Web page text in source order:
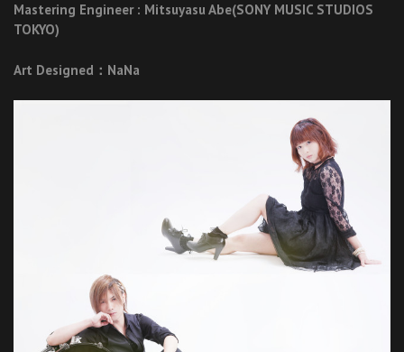
Mastering Engineer : Mitsuyasu Abe(SONY MUSIC STUDIOS
TOKYO)
Art Designed：NaNa